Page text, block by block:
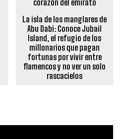
La isla de los manglares de
Abu Dabi: Conoce Jubail
Island, el refugio de los
millonarios que pagan
fortunas por vivir entre
flamencos y no ver un solo
rascacielos